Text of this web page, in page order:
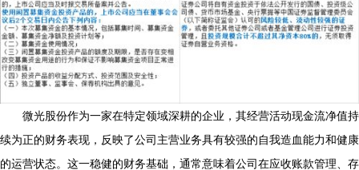
微光股份作为一家在特定领域深耕的企业，其经营活动现金流净值持
续为正的财务表现，反映了公司主营业务具有较强的自我造血能力和健康
的运营状态。这一稳健的财务基础，通常意味着公司在应收账款管理、存